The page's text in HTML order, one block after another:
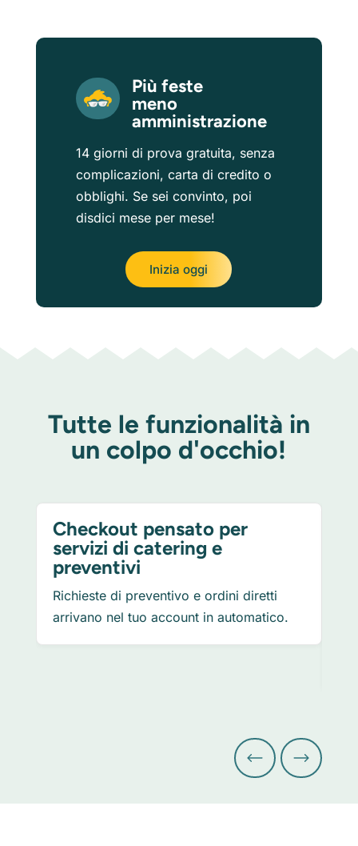
Più feste
meno
amministrazione
14 giorni di prova gratuita, senza
complicazioni, carta di credito o
obblighi. Se sei convinto, poi
disdici mese per mese!
Inizia oggi
Tutte le funzionalità in
un colpo d'occhio!
Checkout pensato per
servizi di catering e
preventivi
Richieste di preventivo e ordini diretti
arrivano nel tuo account in automatico.